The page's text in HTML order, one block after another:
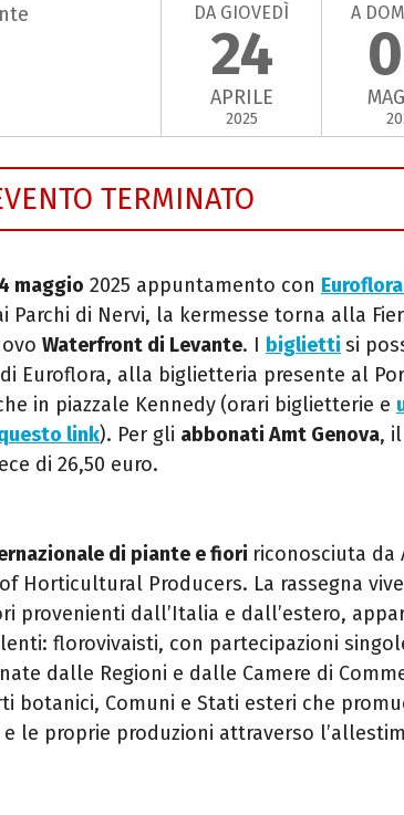
DA GIOVEDÌ
24
APRILE
2025
A
TERMINATO
maggio 2025 appuntamento con
Parchi di Nervi, la kermesse torna alla
Waterfront di Levante. I biglietti si
Euroflora, alla biglietteria presente al
in piazzale Kennedy (orari biglietterie e
link). Per gli abbonati Amt Genova, il
di 26,50 euro.
di piante e fiori riconosciuta da
Horticultural Producers. La rassegna
provenienti dall’Italia e dall’estero,
florovivaisti, con partecipazioni
dalle Regioni e dalle Camere di
botanici, Comuni e Stati esteri che
le proprie produzioni attraverso